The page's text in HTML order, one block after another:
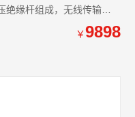
缘杆组成，无线传输能
测数据。
￥9898